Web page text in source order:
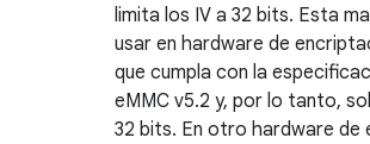
limita los IV a 32 bits. Esta
usar en hardware de
que cumpla con la
eMMC v5.2 y, por lo tanto,
32 bits. En otro hardware de